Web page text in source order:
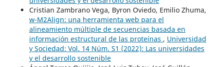
Cristian Zambrano Vega, Byron Oviedo, Emilio Zhuma,
w-M2Align: una herramienta web para el
alineamiento múltiple de secuencias basada en
información estructural de las proteínas , Universidad
y Sociedad: Vol. 14 Núm. S1 (2022): Las universidades
y el desarrollo sostenible